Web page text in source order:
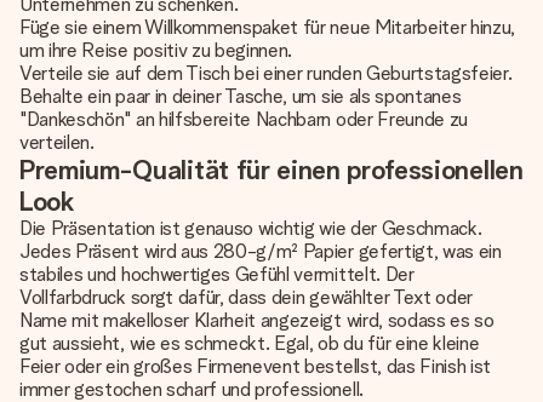
Füge sie einem Willkommenspaket für neue Mitarbeiter hinzu,
um ihre Reise positiv zu beginnen.
Verteile sie auf dem Tisch bei einer runden Geburtstagsfeier.
Behalte ein paar in deiner Tasche, um sie als spontanes
"Dankeschön" an hilfsbereite Nachbarn oder Freunde zu
verteilen.
Premium-Qualität für einen professionellen
Look
Die Präsentation ist genauso wichtig wie der Geschmack.
Jedes Präsent wird aus 280-g/m² Papier gefertigt, was ein
stabiles und hochwertiges Gefühl vermittelt. Der
Vollfarbdruck sorgt dafür, dass dein gewählter Text oder
Name mit makelloser Klarheit angezeigt wird, sodass es so
gut aussieht, wie es schmeckt. Egal, ob du für eine kleine
Feier oder ein großes Firmenevent bestellst, das Finish ist
immer gestochen scharf und professionell.